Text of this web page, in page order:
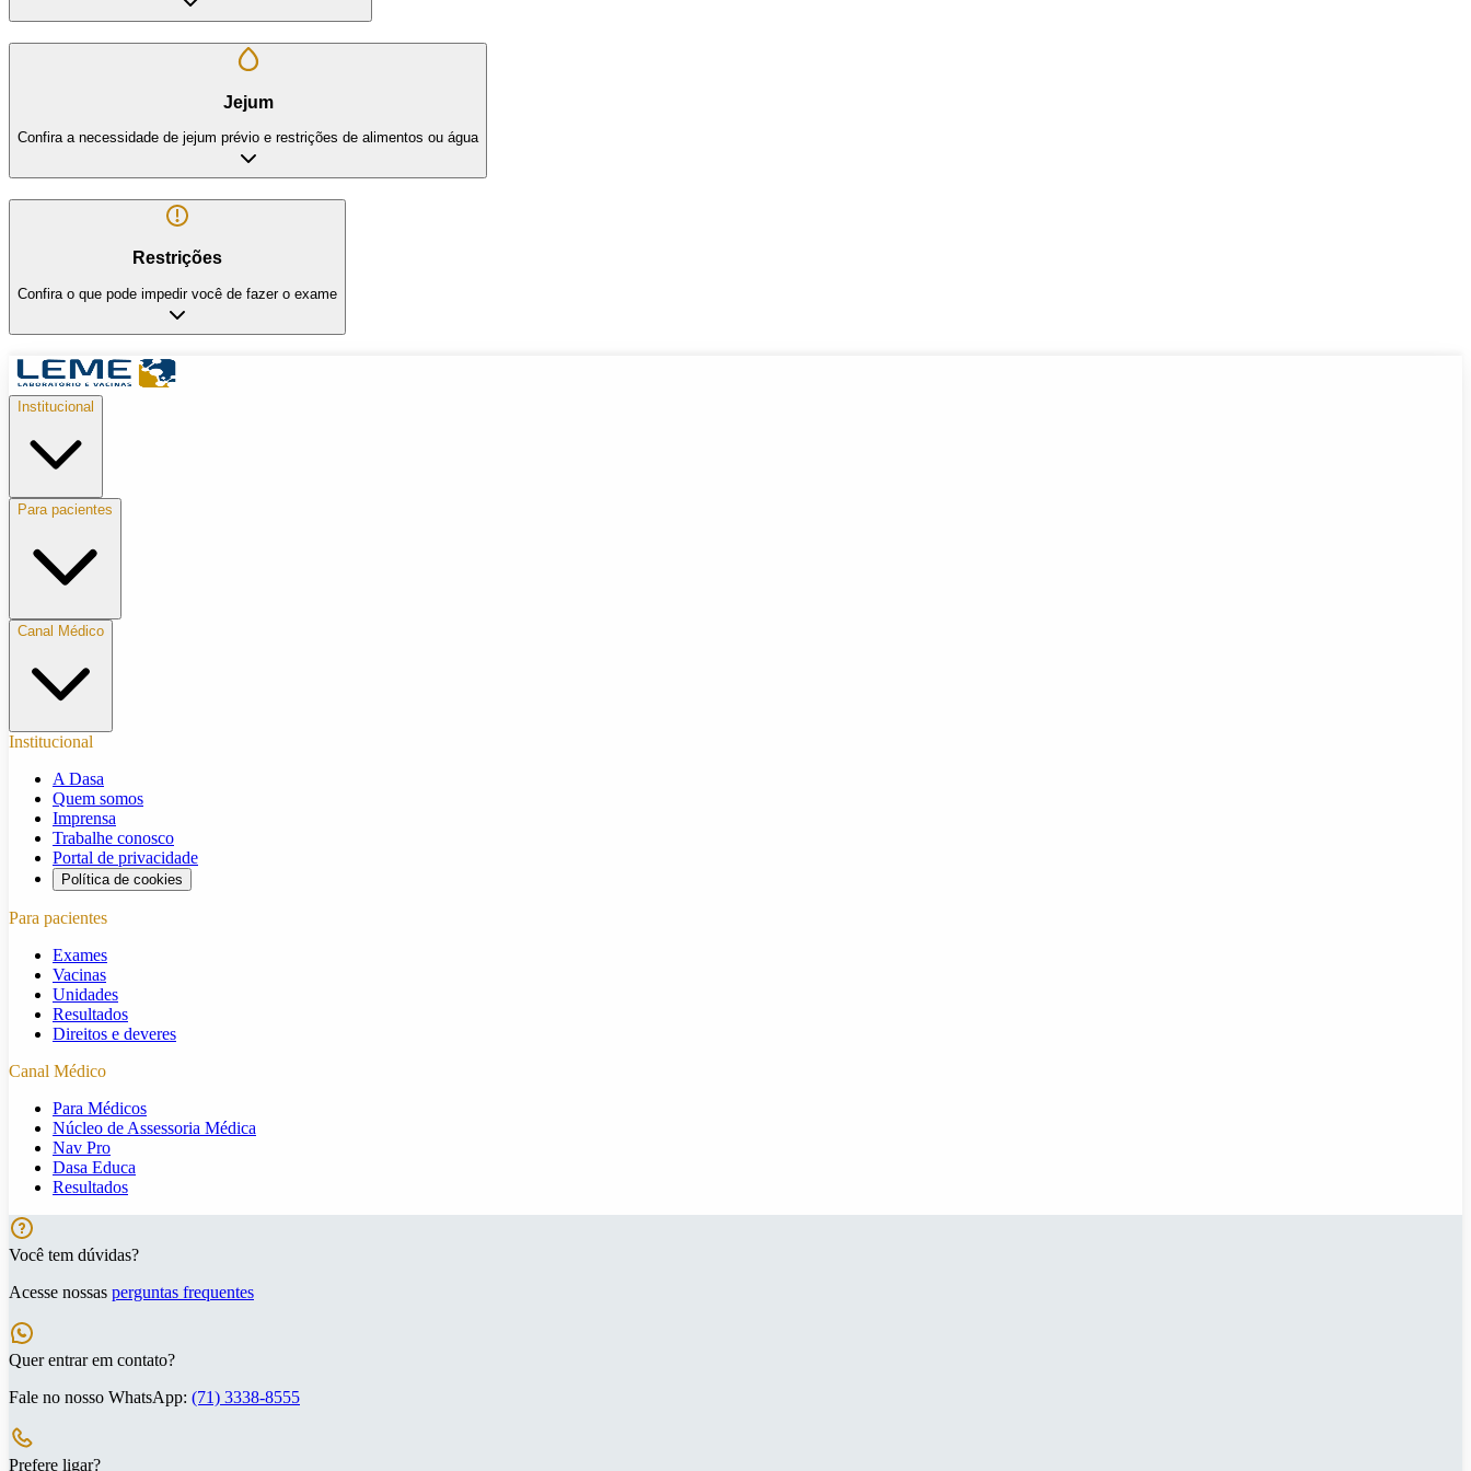
Jejum
Confira a necessidade de jejum prévio e restrições de alimentos ou água
Restrições
Confira o que pode impedir você de fazer o exame
Institucional
Para pacientes
Canal Médico
Institucional
A Dasa
Quem somos
Imprensa
Trabalhe conosco
Portal de privacidade
Política de cookies
Para pacientes
Exames
Vacinas
Unidades
Resultados
Direitos e deveres
Canal Médico
Para Médicos
Núcleo de Assessoria Médica
Nav Pro
Dasa Educa
Resultados
Você tem dúvidas?
Acesse nossas perguntas frequentes
Quer entrar em contato?
Fale no nosso WhatsApp: (71) 3338-8555
Prefere ligar?